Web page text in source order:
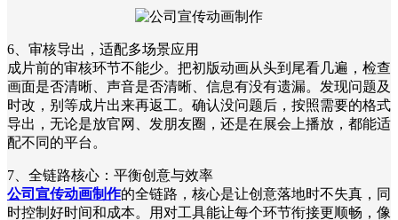
6、审核导出，适配多场景应用
成片前的审核环节不能少。把初版动画从头到尾看几遍，检查
画面是否清晰、声音是否清晰、信息有没有遗漏。发现问题及
时改，别等成片出来再返工。确认没问题后，按照需要的格式
导出，无论是放官网、发朋友圈，还是在展会上播放，都能适
配不同的平台。
7、全链路核心：平衡创意与效率
公司宣传动画制作的全链路，核心是让创意落地时不失真，同
时控制好时间和成本。用对工具能让每个环节衔接更顺畅，像